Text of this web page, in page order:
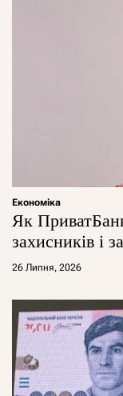
Економіка
Як
захисників і
26 Липня, 2026